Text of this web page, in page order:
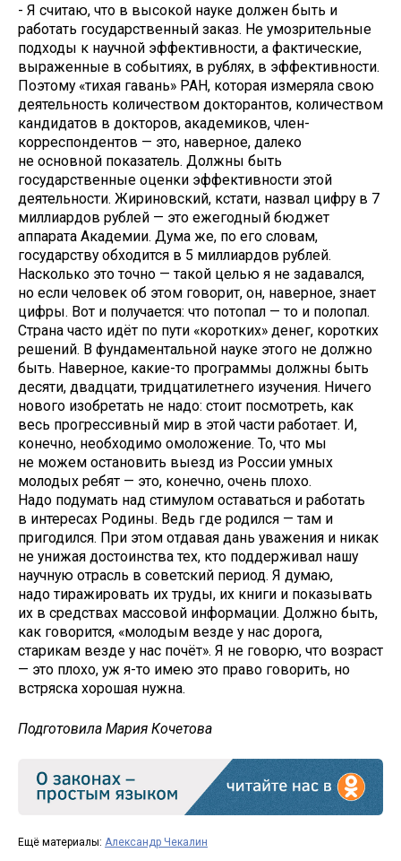
- Я считаю, что в высокой науке должен быть и
работать государственный заказ. Не умозрительные
подходы к научной эффективности, а фактические,
выраженные в событиях, в рублях, в эффективности.
Поэтому «тихая гавань» РАН, которая измеряла свою
деятельность количеством докторантов, количеством
кандидатов в докторов, академиков, член-
корреспондентов — это, наверное, далеко
не основной показатель. Должны быть
государственные оценки эффективности этой
деятельности. Жириновский, кстати, назвал цифру в 7
миллиардов рублей — это ежегодный бюджет
аппарата Академии. Дума же, по его словам,
государству обходится в 5 миллиардов рублей.
Насколько это точно — такой целью я не задавался,
но если человек об этом говорит, он, наверное, знает
цифры. Вот и получается: что потопал — то и полопал.
Страна часто идёт по пути «коротких» денег, коротких
решений. В фундаментальной науке этого не должно
быть. Наверное, какие-то программы должны быть
десяти, двадцати, тридцатилетнего изучения. Ничего
нового изобретать не надо: стоит посмотреть, как
весь прогрессивный мир в этой части работает. И,
конечно, необходимо омоложение. То, что мы
не можем остановить выезд из России умных
молодых ребят — это, конечно, очень плохо.
Надо подумать над стимулом оставаться и работать
в интересах Родины. Ведь где родился — там и
пригодился. При этом отдавая дань уважения и никак
не унижая достоинства тех, кто поддерживал нашу
научную отрасль в советский период. Я думаю,
надо тиражировать их труды, их книги и показывать
их в средствах массовой информации. Должно быть,
как говорится, «молодым везде у нас дорога,
старикам везде у нас почёт». Я не говорю, что возраст
— это плохо, уж я-то имею это право говорить, но
встряска хорошая нужна.
Подготовила Мария Кочетова
Ещё материалы: Александр Чекалин